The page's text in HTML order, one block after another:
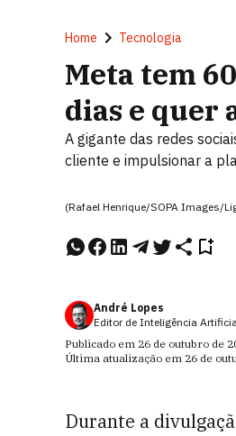
Home Tecnologia
Meta tem
dias e quer
A gigante das redes
cliente e impulsionar a
(Rafael Henrique/SOPA Images/
André Lopes
Editor de Inteligência
Publicado em 26 de outubro de
Última atualização em 26 de
Durante a